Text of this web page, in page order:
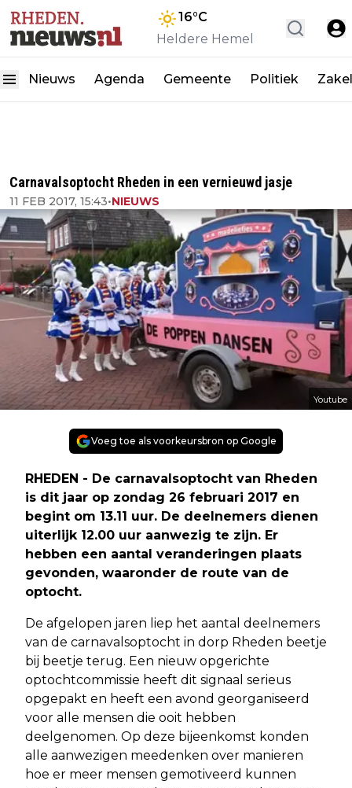
16°C
Heldere Hemel
Nieuws Agenda Gemeente Politiek
Carnavalsoptocht Rheden in een vernieuwd jasje
11 FEB 2017, 15:43•NIEUWS
Youtube
Voeg toe als voorkeursbron op Google
RHEDEN - De carnavalsoptocht van Rheden
is dit jaar op zondag 26 februari 2017 en
begint om 13.11 uur. De deelnemers dienen
uiterlijk 12.00 uur aanwezig te zijn. Er
hebben een aantal veranderingen plaats
gevonden, waaronder de route van de
optocht.
De afgelopen jaren liep het aantal deelnemers
van de carnavalsoptocht in dorp Rheden beetje
bij beetje terug. Een nieuw opgerichte
optochtcommissie heeft dit signaal serieus
opgepakt en heeft een avond georganiseerd
voor alle mensen die ooit hebben
deelgenomen. Op deze bijeenkomst konden
alle aanwezigen meedenken over manieren
hoe er meer mensen gemotiveerd kunnen